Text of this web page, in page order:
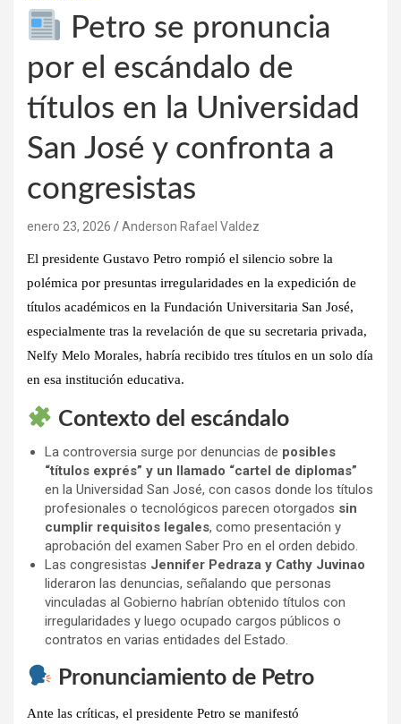
Petro se pronuncia
por el escándalo de
títulos en la Universidad
San José y confronta a
congresistas
enero 23, 2026 Anderson Rafael Valdez
El presidente Gustavo Petro rompió el silencio sobre la
polémica por presuntas irregularidades en la expedición de
títulos académicos en la Fundación Universitaria San José,
especialmente tras la revelación de que su secretaria privada,
Nelfy Melo Morales, habría recibido tres títulos en un solo día
en esa institución educativa.
Contexto del escándalo
La controversia surge por denuncias de posibles
“títulos exprés” y un llamado “cartel de diplomas”
en la Universidad San José, con casos donde los títulos
profesionales o tecnológicos parecen otorgados sin
cumplir requisitos legales, como presentación y
aprobación del examen Saber Pro en el orden debido.
Las congresistas Jennifer Pedraza y Cathy Juvinao
lideraron las denuncias, señalando que personas
vinculadas al Gobierno habrían obtenido títulos con
irregularidades y luego ocupado cargos públicos o
contratos en varias entidades del Estado.
Pronunciamiento de Petro
Ante las críticas, el presidente Petro se manifestó